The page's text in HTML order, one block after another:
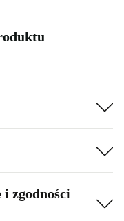
zgodności